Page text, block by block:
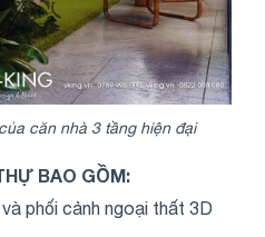
căn nhà 3 tầng hiện đại
BAO GỒM:
phối cảnh ngoại thất 3D